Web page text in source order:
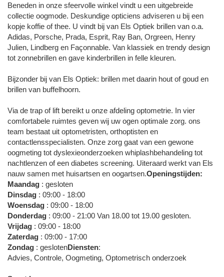
Beneden in onze sfeervolle winkel vindt u een uitgebreide
collectie oogmode. Deskundige opticiens adviseren u bij een
kopje koffie of thee. U vindt bij van Els Optiek brillen van o.a.
Adidas, Porsche, Prada, Esprit, Ray Ban, Orgreen, Henry
Julien, Lindberg en Façonnable. Van klassiek en trendy design
tot zonnebrillen en gave kinderbrillen in felle kleuren.
Bijzonder bij van Els Optiek: brillen met daarin hout of goud en
brillen van buffelhoorn.
Via de trap of lift bereikt u onze afdeling optometrie. In vier
comfortabele ruimtes geven wij uw ogen optimale zorg. ons
team bestaat uit optometristen, orthoptisten en
contactlensspecialisten. Onze zorg gaat van een gewone
oogmeting tot dyslexieonderzoeken whiplashbehandeling tot
nachtlenzen of een diabetes screening. Uiteraard werkt van Els
nauw samen met huisartsen en oogartsen.Openingstijden:
Maandag : gesloten
Dinsdag : 09:00 - 18:00
Woensdag : 09:00 - 18:00
Donderdag : 09:00 - 21:00 Van 18.00 tot 19.00 gesloten.
Vrijdag : 09:00 - 18:00
Zaterdag : 09:00 - 17:00
Zondag : geslotenDiensten:
Advies, Controle, Oogmeting, Optometrisch onderzoek